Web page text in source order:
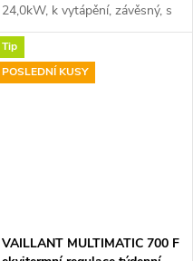
24,0kW, k vytápění, závěsný, s
eBus komunikačním...
Tip
POSLEDNÍ KUSY
VAILLANT MULTIMATIC 700 F